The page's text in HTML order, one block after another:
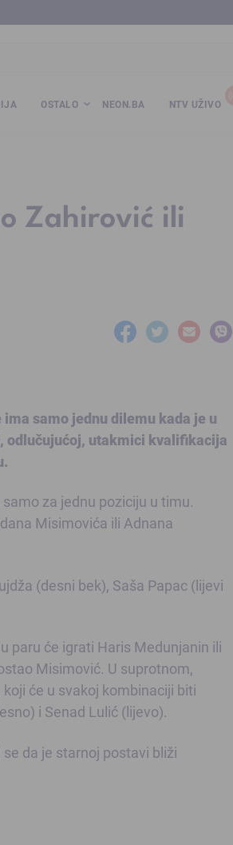
OSTALO NEON.BA NTV UŽIVO
Zahirović ili
samo jednu dilemu kada je u
odlučujućoj, utakmici kvalifikacija
za jednu poziciju u timu.
Misimovića ili Adnana
(desni bek), Saša Papac (lijevi
paru će igrati Haris Medunjanin ili
Misimović. U suprotnom,
će u svakoj kombinaciji biti
i Senad Lulić (lijevo).
da je starnoj postavi bliži